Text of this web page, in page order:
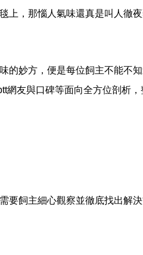
，那惱人氣味還真是叫人徹夜
妙方，便是每位飼主不能不
友與口碑等面向全方位剖析
要飼主細心觀察並徹底找出解